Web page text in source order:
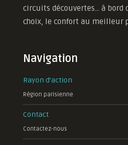
circuits découvertes... à bord
choix, le confort au meilleur
Navigation
Rayon d'action
Région parisienne
Contact
Contactez-nous